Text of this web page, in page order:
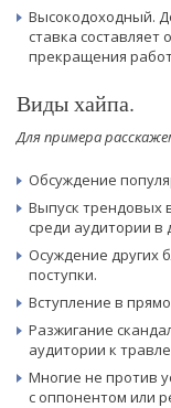
Высокодоходный.
ставка составляет
прекращения
Виды хайпа.
Для примера
Обсуждение
Выпуск трендовых
среди аудитории
Осуждение других
поступки.
Вступление в
Разжигание
аудитории к
Многие не против
с оппонентом или